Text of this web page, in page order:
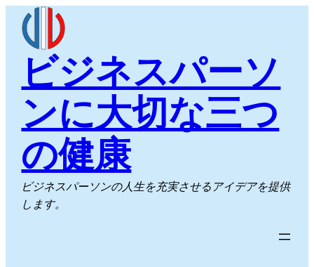
ビジネスパーソ
ンに大切な三つ
の健康
ビジネスパーソンの人生を充実させるアイデアを提供
します。